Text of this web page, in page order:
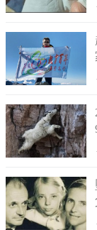
3、屋大维号
1775年的一天
方出事的。这艘船
了什么？人可是活